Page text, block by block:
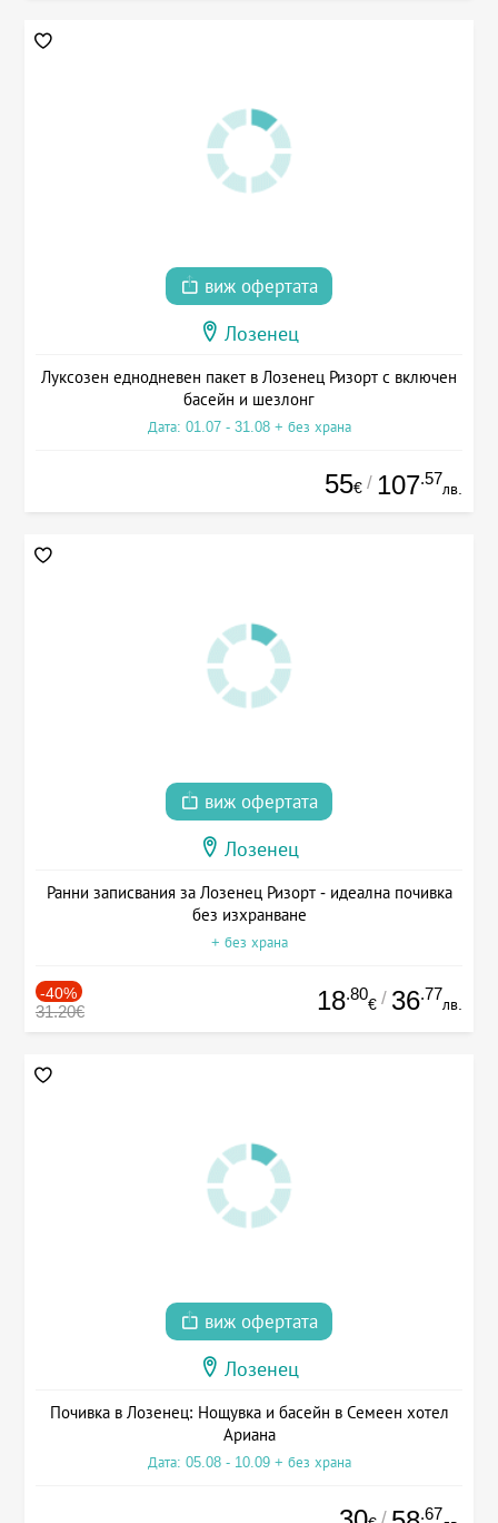
виж офертата
Лозенец
Луксозен еднодневен пакет в Лозенец Ризорт с включен
басейн и шезлонг
Дата: 01.07 - 31.08 + без храна
55€ / 107.57
лв.
виж офертата
Лозенец
Ранни записвания за Лозенец Ризорт - идеална почивка
без изхранване
+ без храна
-40%
31.20€ 18.80
€ / 36.77
лв.
виж офертата
Лозенец
Почивка в Лозенец: Нощувка и басейн в Семеен хотел
Ариана
Дата: 05.08 - 10.09 + без храна
/ .67